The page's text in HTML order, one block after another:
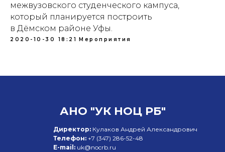
межвузовского студенческого кампуса,
который планируется построить
в Дёмском районе Уфы.
2020-10-30 18:21 Мероприятия
АНО "УК НОЦ РБ"
Директор: Кулаков Андрей Александрович
Телефон: +7 (347) 286-52-48
E-mail: uk@nocrb.ru